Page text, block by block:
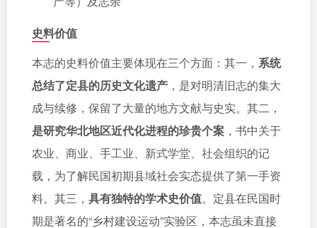
史料价值
本志的史料价值主要体现在三个方面：其一， 系统
总结了定县的历史文化遗产 ，是对明清旧志的集大
成与续修，保留了大量的地方文献与史实。其二，
是研究华北地区近代化进程的珍贵个案 ，书中关于
农业、商业、手工业、新式学堂、社会组织的记
载，为了解民国初期县域社会实态提供了第一手资
料。其三， 具有独特的学术史价值。定县在民国时
期是著名的“乡村建设运动”实验区，本志虽未直接